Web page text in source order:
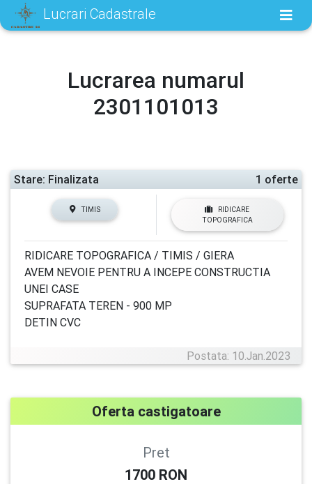
Lucrari Cadastrale
Lucrarea numarul
2301101013
Stare: Finalizata 1 oferte
TIMIS
RIDICARE
TOPOGRAFICA
RIDICARE TOPOGRAFICA / TIMIS / GIERA
AVEM NEVOIE PENTRU A INCEPE CONSTRUCTIA
UNEI CASE
SUPRAFATA TEREN - 900 MP
DETIN CVC
Postata: 10.Jan.2023
Oferta castigatoare
Pret
1700 RON